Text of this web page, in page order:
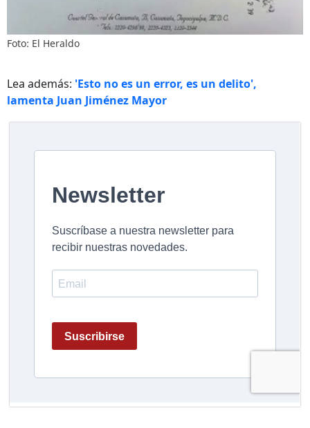
Foto: El Heraldo
Lea además: 'Esto no es un error, es un delito',
lamenta Juan Jiménez Mayor